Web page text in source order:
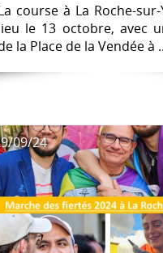
course à La Roche-
le 13 octobre, avec
la Place de la Vendée à
09/24